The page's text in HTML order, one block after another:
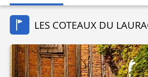
LES COTEAUX DU